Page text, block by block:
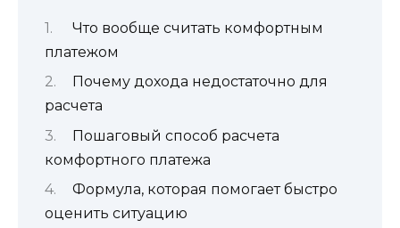
Что вообще считать комфортным
платежом
Почему дохода недостаточно для
расчета
Пошаговый способ расчета
комфортного платежа
Формула, которая помогает быстро
оценить ситуацию